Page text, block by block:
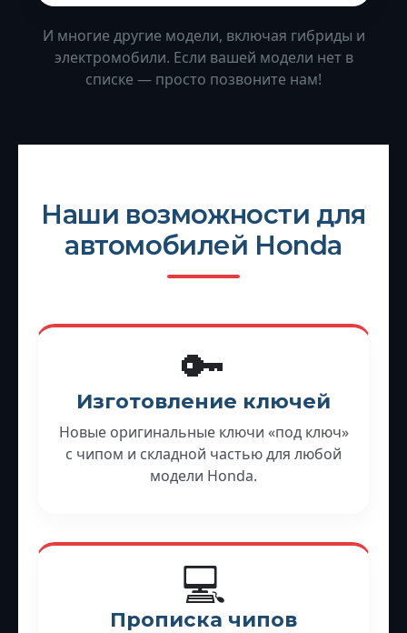
И многие другие модели, включая гибриды и
электромобили. Если вашей модели нет в
списке — просто позвоните нам!
Наши возможности для
автомобилей Honda
🔑
Изготовление ключей
Новые оригинальные ключи «под ключ»
с чипом и складной частью для любой
модели Honda.
💻
Прописка чипов